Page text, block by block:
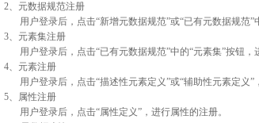
2、元数据规范注册
用户登录后，点击“新增元数据规范”或“已有元数据规范”
3、元素集注册
用户登录后，点击“已有元数据规范”中的“元素集”按钮，
4、元素注册
用户登录后，点击“描述性元素定义”或“辅助性元素定义”
5、属性注册
用户登录后，点击“属性定义”，进行属性的注册。